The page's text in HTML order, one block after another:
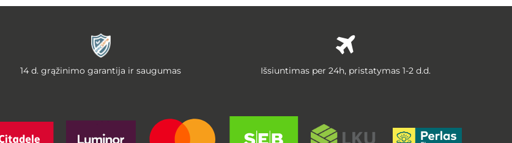
14 d. grąžinimo garantija ir saugumas Išsiuntimas per 24h, pristatymas 1-2 d.d.